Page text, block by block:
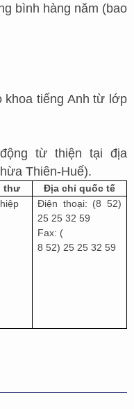
bình hàng năm (bao
khoa tiếng Anh từ lớp
từ thiện tại địa
Thiên-Huế).
thư
Địa chỉ quốc tế
Điện thoại: (8 52)
25 25 32 59
Fax: (
8 52) 25 25 32 59